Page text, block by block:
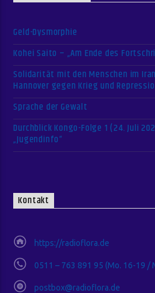
Geld-Dysmorphie
Kohei Saito – „Am Ende des
Solidarität mit den Menschen im
Hannover gegen Krieg und
Sprache der Gewalt
Durchblick Kongo-Folge 1 (24. Juli
„Jugendinfo“
Kontakt
https://radioflora.de
0511 – 763 891 95 (Mo. 16-19 /
postbox@radioflora.de